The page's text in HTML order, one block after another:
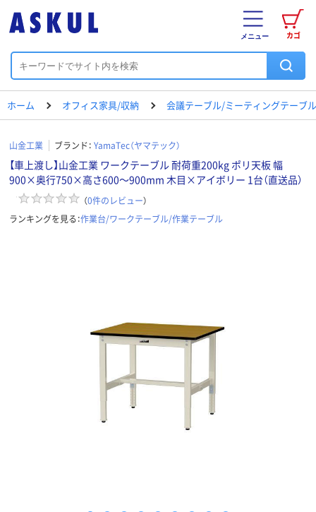
カゴ
メニュー
ホーム オフィス家具/収納 会議テーブル/ミーティングテーブル
山金工業 ブランド： YamaTec（ヤマテック）
【車上渡し】山金工業 ワークテーブル 耐荷重200kg ポリ天板 幅
900×奥行750×高さ600～900mm 木目×アイボリー 1台（直送品）
（0件のレビュー）
ランキングを見る：作業台/ワークテーブル/作業テーブル